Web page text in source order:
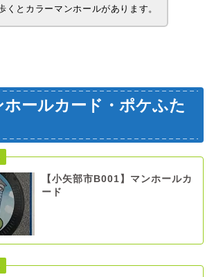
くとカラーマンホールがあります。
ホールカード・ポケふた
【小矢部市B001】マンホールカ
ード